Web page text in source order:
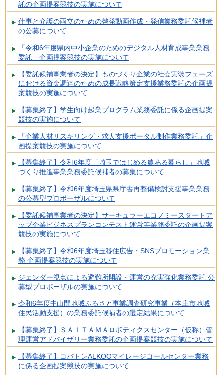
託の企画提案競技の実施について
仕事と介護の両立のための啓発動画作成・発信業務委託候補者
の公募について
「令和6年度県内中小企業のためのデジタル人材育成事業業務
委託」企画提案競技の実施について
【委託候補事業者の決定】ものづくり企業の社会実装フェーズ
における資金調達のための成長戦略策定支援業務委託の企画提
案競技の実施について
【募集終了】学生向け起業プログラム業務委託に係る企画提案
競技の実施について
「企業人材リスキリング・求人支援ポータル制作業務委託」企
画提案競技の実施について
【募集終了】令和6年度「埼玉ではじめる農ある暮らし」地域
づくり推進事業業務委託候補者の募集について
【募集終了】令和6年度埼玉県県庁舎再整備検討支援事業業務
の公募型プロポーザルについて
【委託候補事業者の決定】サーキュラーエコノミースタートア
ップ企業ビジネスプランコンテスト運営等業務委託の企画提案
競技の実施について
【募集終了】令和6年度埼玉移住広告・SNSプロモーション業
務 企画提案競技の実施について
ジェンダー視点による避難所開設・運営の充実強化業務委託 公
募型プロポーザルの実施について
令和6年度中山間地域ふるさと事業調査研究事業（本庄市地域
住民活動支援）の業務委託候補者の選定結果について
【募集終了】ＳＡＩＴＡＭＡロボティクスセンター（仮称）管
理運営アドバイザリー業務委託の企画提案競技の実施について
【募集終了】コバトンALKOOマイレージコールセンター業務
に係る企画提案競技の実施について